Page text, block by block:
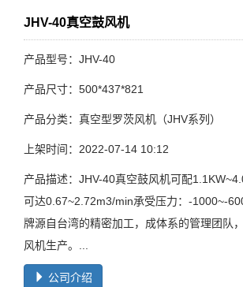
JHV-40真空鼓风机
产品型号：JHV-40
产品尺寸：500*437*821
产品分类：真空型罗茨风机（JHV系列）
上架时间：2022-07-14 10:12
产品描述：JHV-40真空鼓风机可配
可达0.67~2.72m3/min承受压力：-1000~-
牌源自台湾的精密加工，成体系的管理团队
风机生产。...
公司介绍